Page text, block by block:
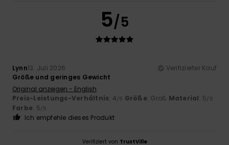
5/5
Lynn13. Juli 2026
Verifizierter Kauf
Größe und geringes Gewicht
Original anzeigen - English
Preis-Leistungs-Verhältnis: 4/5 Größe: Groß Material: 5/5
Farbe: 5/5
Ich empfehle dieses Produkt
Verifiziert von TrustVille